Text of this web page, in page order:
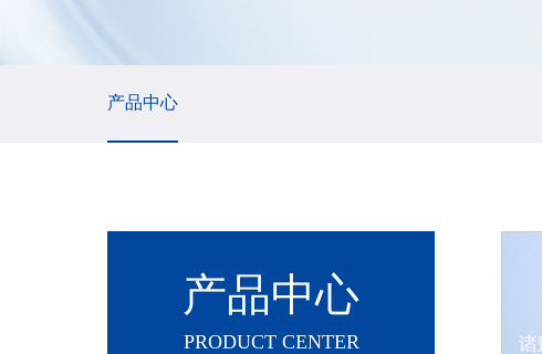
产品中心
产品中心
PRODUCT CENTER